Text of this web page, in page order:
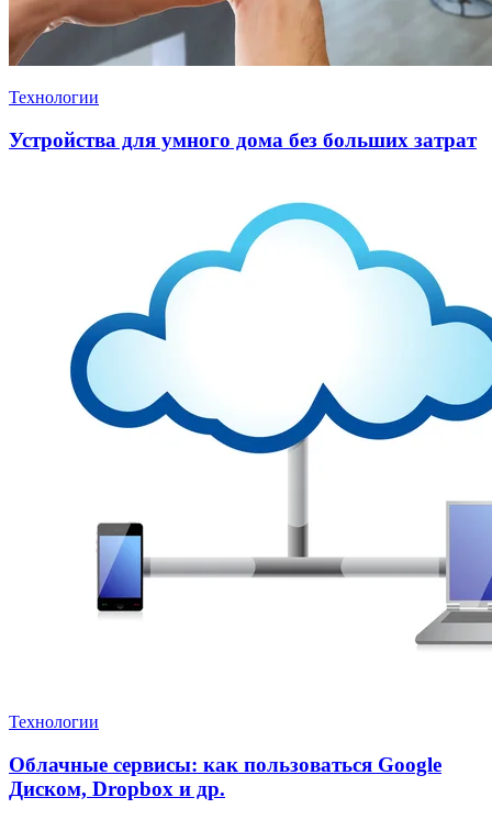
Технологии
Устройства для умного дома без больших затрат
Технологии
Облачные сервисы: как пользоваться Google
Диском, Dropbox и др.